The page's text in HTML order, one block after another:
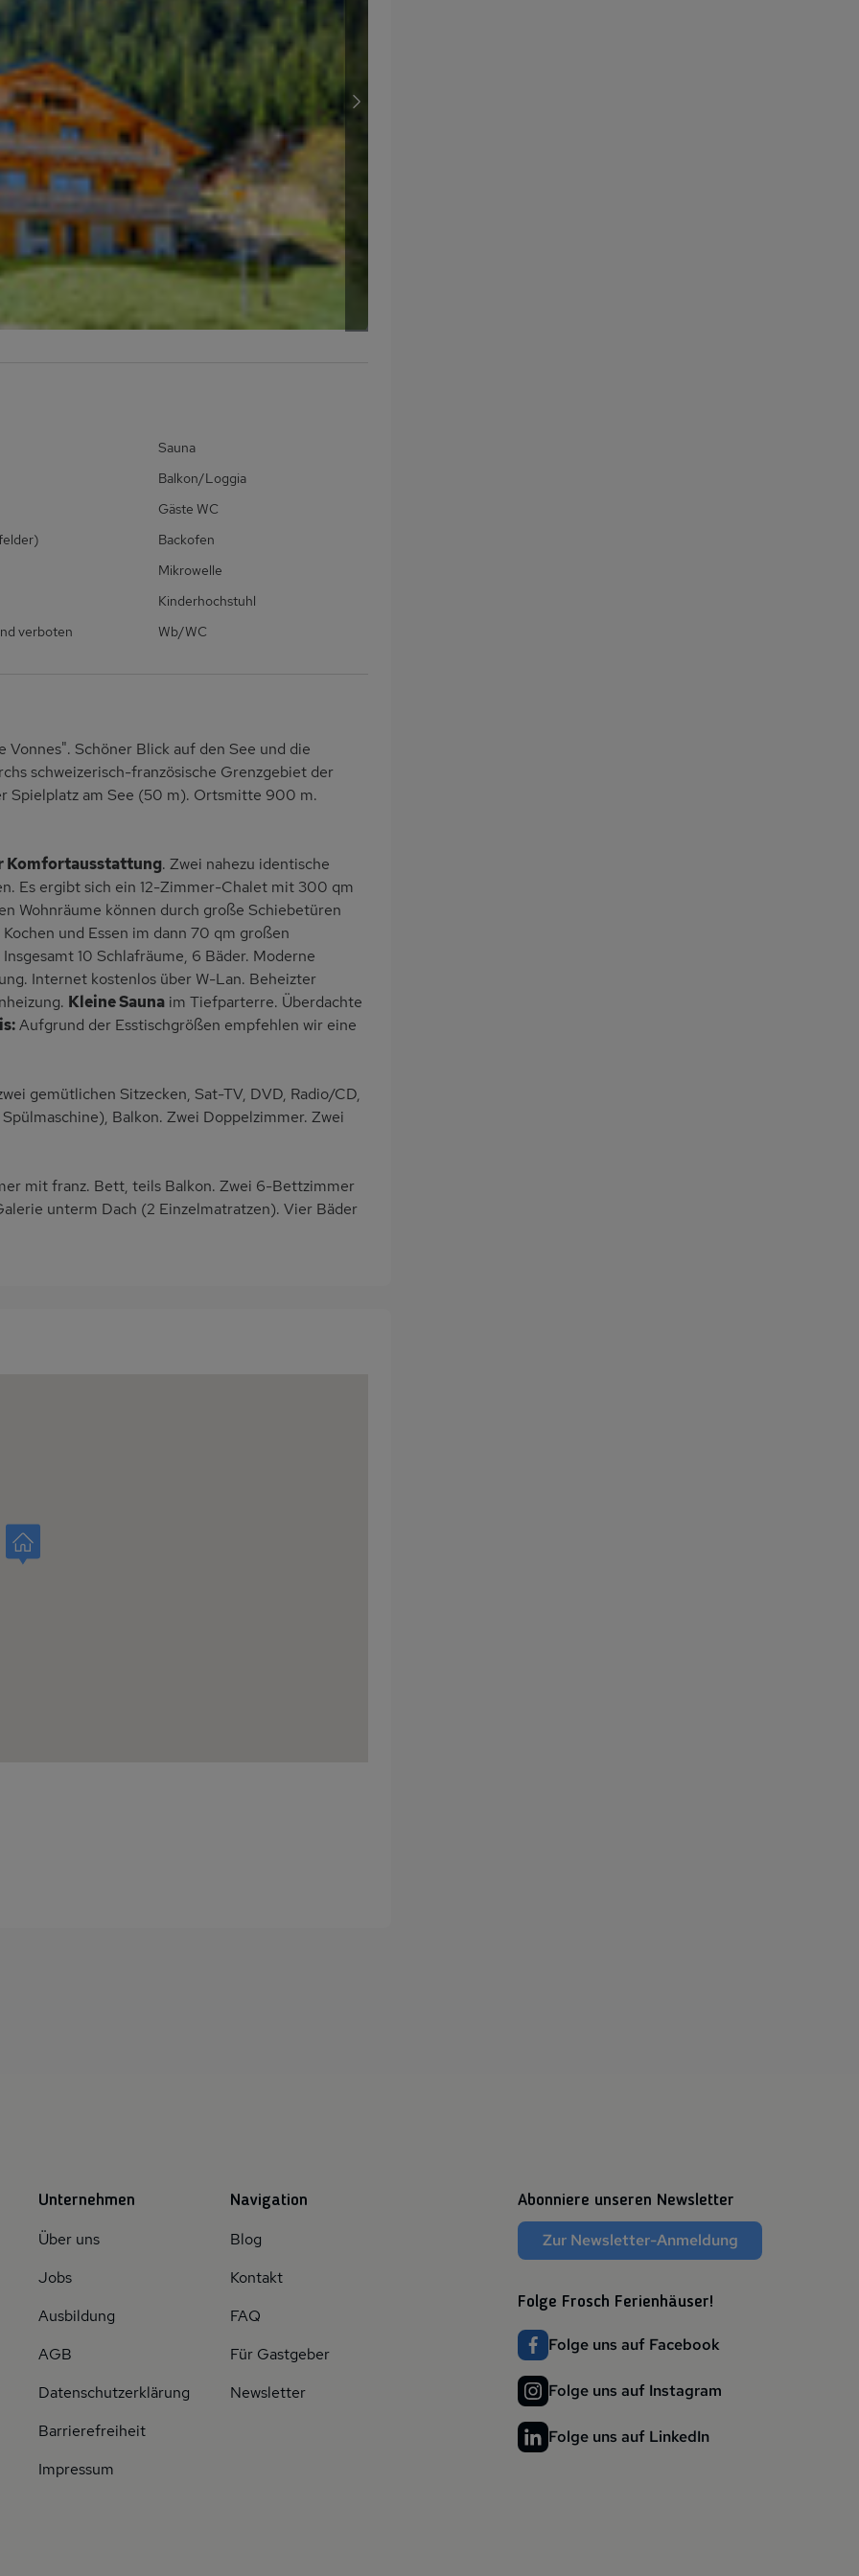
Sauna
Balkon/Loggia
Gäste WC
Backofen
Mikrowelle
Kinderhochstuhl
verboten
Wb/WC
Schöner Blick auf den See und die
schweizerisch-französische Grenzgebiet der
Spielplatz am See (50 m). Ortsmitte 900 m.
Komfortausstattung. Zwei nahezu identische
Es ergibt sich ein 12-Zimmer-Chalet mit 300 qm
Wohnräume können durch große Schiebetüren
und Essen im dann 70 qm großen
10 Schlafräume, 6 Bäder. Moderne
Internet kostenlos über W-Lan. Beheizter
Kleine Sauna im Tiefparterre. Überdachte
Aufgrund der Esstischgrößen empfehlen wir eine
gemütlichen Sitzecken, Sat-TV, DVD, Radio/CD,
Balkon. Zwei Doppelzimmer. Zwei
mit franz. Bett, teils Balkon. Zwei 6-Bettzimmer
unterm Dach (2 Einzelmatratzen). Vier Bäder
Unternehmen
Über uns
Jobs
Ausbildung
AGB
Datenschutzerklärung
Barrierefreiheit
Impressum
Navigation
Blog
Kontakt
FAQ
Für Gastgeber
Newsletter
Abonniere unseren Newsletter
Zur Newsletter-Anmeldung
Folge Frosch Ferienhäuser!
Folge uns auf Facebook
Folge uns auf Instagram
Folge uns auf LinkedIn